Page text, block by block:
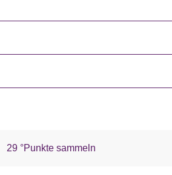
29 °Punkte sammeln